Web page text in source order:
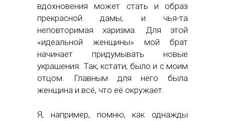
вдохновения может стать и образ
прекрасной дамы, и чья-та
неповторимая харизма. Для этой
«идеальной женщины» мой брат
начинает придумывать новые
украшения. Так, кстати, было и с моим
отцом. Главным для него была
женщина и всё, что её окружает.
Я, например, помню, как однажды